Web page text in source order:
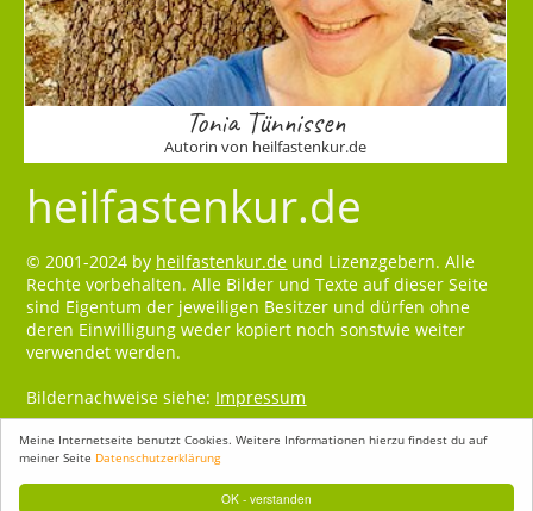
OK - verstanden
Meine Internetseite benutzt Cookies. Weitere Informationen hierzu findest du auf
meiner Seite Datenschutzerklärung
Tonia Tünnissen
Autorin von heilfastenkur.de
heilfastenkur.de
© 2001-2024 by heilfastenkur.de und Lizenzgebern. Alle
Rechte vorbehalten. Alle Bilder und Texte auf dieser Seite
sind Eigentum der jeweiligen Besitzer und dürfen ohne
deren Einwilligung weder kopiert noch sonstwie weiter
verwendet werden.
Bildernachweise siehe: Impressum